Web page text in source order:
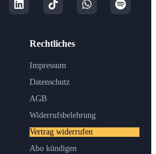
Rechtliches
Impressum
Datenschutz
AGB
Widerrufsbelehrung
Vertrag widerrufen
Abo kündigen